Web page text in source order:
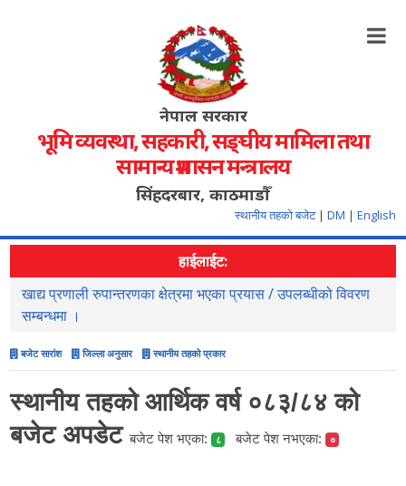
नेपाल सरकार
भूमि व्यवस्था, सहकारी, सङ्‍घीय मामिला तथा
सामान्य प्रशासन मन्त्रालय
सिंहदरबार, काठमाडौँ
स्थानीय तहको बजेट | DM | English
हाईलाईट:
खाद्य प्रणाली रुपान्तरणका क्षेत्रमा भएका प्रयास / उपलब्धीको विवरण
सम्बन्धमा ।
बजेट सारांश जिल्ला अनुसार स्थानीय तहको प्रकार
स्थानीय तहको आर्थिक वर्ष ०८३/८४ को
बजेट अपडेटबजेट पेश भएका: ८ बजेट पेश नभएका: ०